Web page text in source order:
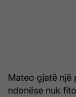
Mateo gjatë një
ndonëse nuk